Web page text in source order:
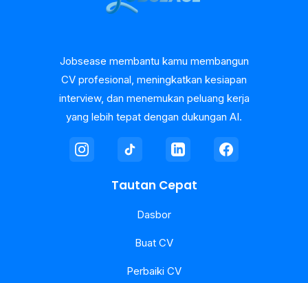
Jobsease membantu kamu membangun
CV profesional, meningkatkan kesiapan
interview, dan menemukan peluang kerja
yang lebih tepat dengan dukungan AI.
Tautan Cepat
Dasbor
Buat CV
Perbaiki CV